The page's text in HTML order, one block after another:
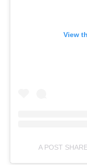
View
A POST